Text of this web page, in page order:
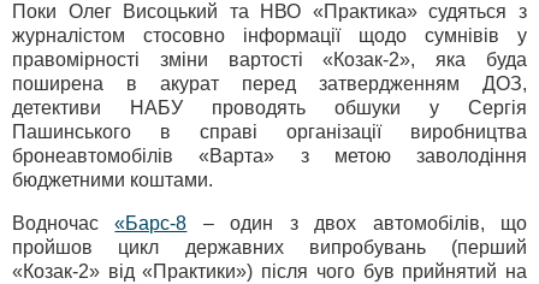
Поки Олег Висоцький та НВО «Практика» судяться з
журналістом стосовно інформації щодо сумнівів у
правомірності зміни вартості «Козак-2», яка буда
поширена в акурат перед затвердженням ДОЗ,
детективи НАБУ проводять обшуки у Сергія
Пашинського в справі організації виробництва
бронеавтомобілів «Варта» з метою заволодіння
бюджетними коштами.
Водночас«Барс-8 – один з двох автомобілів, що
пройшов цикл державних випробувань (перший
«Козак-2» від «Практики») після чого був прийнятий на